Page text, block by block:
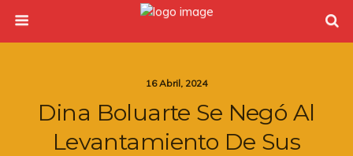
16 Abril, 2024
Dina Boluarte Se Negó Al
Levantamiento De Sus